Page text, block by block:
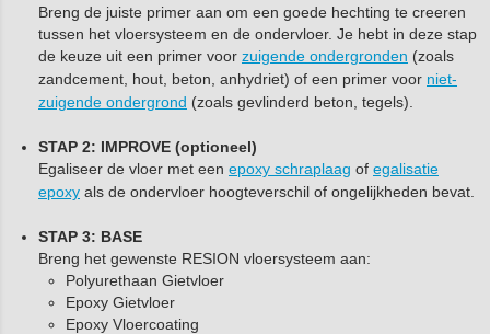
Breng de juiste primer aan om een goede hechting te creeren
tussen het vloersysteem en de ondervloer. Je hebt in deze stap
de keuze uit een primer voor zuigende ondergronden (zoals
zandcement, hout, beton, anhydriet) of een primer voor niet-
zuigende ondergrond (zoals gevlinderd beton, tegels).
STAP 2: IMPROVE (optioneel)
Egaliseer de vloer met een epoxy schraplaag of egalisatie
epoxy als de ondervloer hoogteverschil of ongelijkheden bevat.
STAP 3: BASE
Breng het gewenste RESION vloersysteem aan:
Polyurethaan Gietvloer
Epoxy Gietvloer
Epoxy Vloercoating